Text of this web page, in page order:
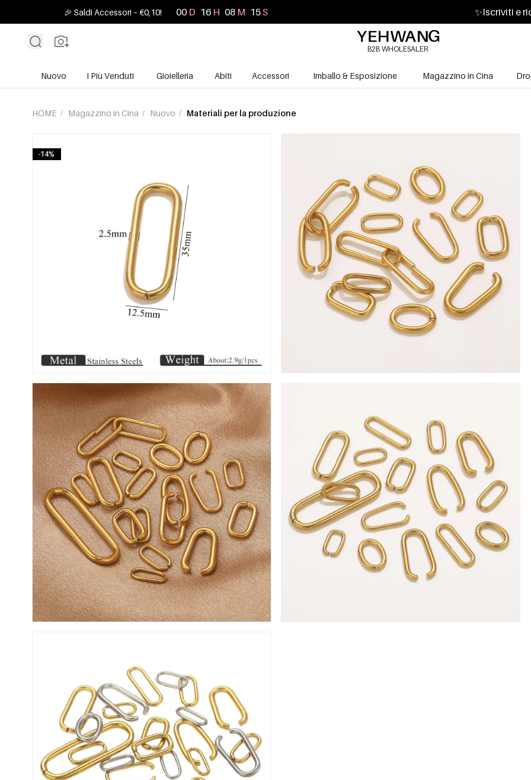
🎉 Saldi Accessori – €0,10! 00 D 16 H 08 M 13S ✨Iscriviti e
B2B WHOLESALER
Nuovo I Più Venduti Gioielleria Abiti Accessori Imballo & Esposizione Magazzino in Cina
HOME / Magazzino in Cina / Nuovo / Materiali per la produzione
-14%